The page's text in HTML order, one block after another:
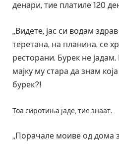
денари, тие платиле 120
„Видете, јас си водам
теретана, на планина, се
ресторани. Бурек не
мајку му стара да знам
бурек?!
Тоа сиротиња јаде, тие знаат.
„Порачале моиве од дома